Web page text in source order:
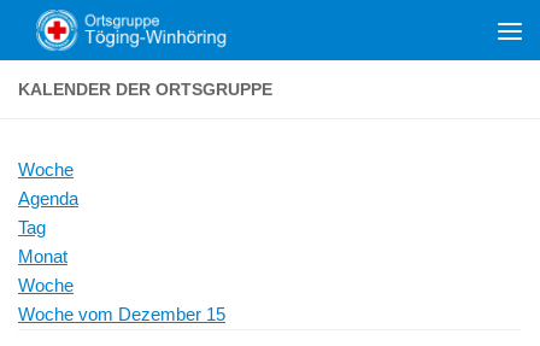
Zum Inhalt springen
KALENDER DER ORTSGRUPPE
Woche
Agenda
Tag
Monat
Woche
Woche vom Dezember 15